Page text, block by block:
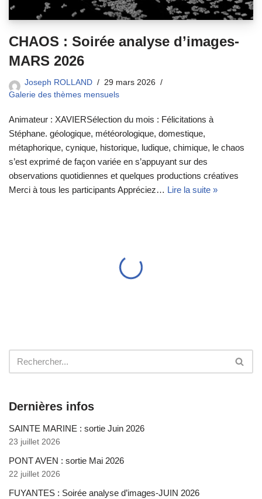
CHAOS : Soirée analyse d’images-
MARS 2026
Joseph ROLLAND
29 mars 2026
Galerie des thèmes mensuels
Animateur : XAVIERSélection du mois : Félicitations à
Stéphane. géologique, météorologique, domestique,
métaphorique, cynique, historique, ludique, chimique, le chaos
s’est exprimé de façon variée en s’appuyant sur des
observations quotidiennes et quelques productions créatives
Merci à tous les participants Appréciez… Lire la suite »
Dernières infos
SAINTE MARINE : sortie Juin 2026
23 juillet 2026
PONT AVEN : sortie Mai 2026
22 juillet 2026
FUYANTES : Soirée analyse d’images-JUIN 2026